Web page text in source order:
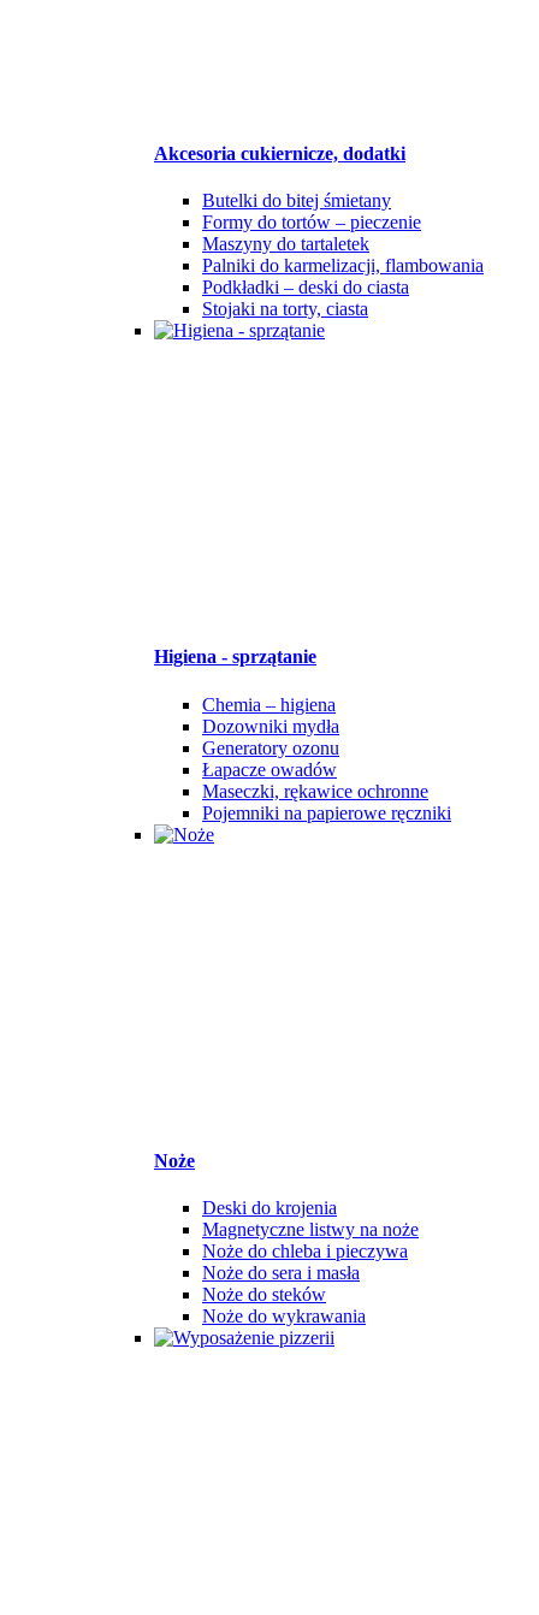
Akcesoria cukiernicze, dodatki
Butelki do bitej śmietany
Formy do tortów – pieczenie
Maszyny do tartaletek
Palniki do karmelizacji, flambowania
Podkładki – deski do ciasta
Stojaki na torty, ciasta
Higiena - sprzątanie
Chemia – higiena
Dozowniki mydła
Generatory ozonu
Łapacze owadów
Maseczki, rękawice ochronne
Pojemniki na papierowe ręczniki
Noże
Deski do krojenia
Magnetyczne listwy na noże
Noże do chleba i pieczywa
Noże do sera i masła
Noże do steków
Noże do wykrawania